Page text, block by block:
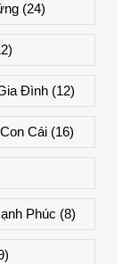
(24)
Đình (12)
Cái(16)
Phúc (8)